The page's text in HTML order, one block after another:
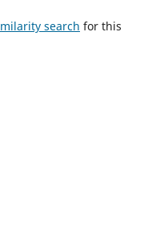
search for this